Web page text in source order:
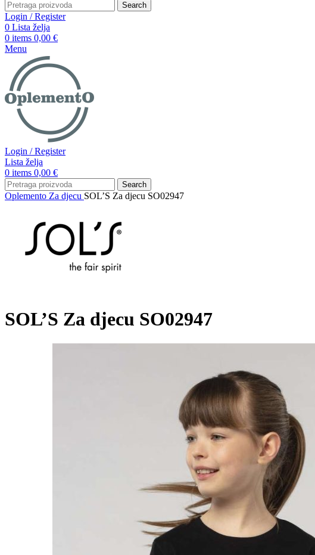
Search
Login / Register
0 Lista želja
0 items 0,00 €
Menu
Login / Register
Lista želja
0 items 0,00 €
Search
Oplemento Za djecu SOL’S Za djecu SO02947
SOL’S Za djecu SO02947